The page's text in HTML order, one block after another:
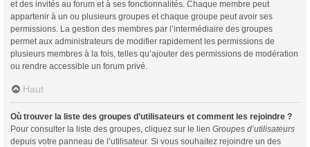
et des invités au forum et à ses fonctionnalités. Chaque membre peut
appartenir à un ou plusieurs groupes et chaque groupe peut avoir ses
permissions. La gestion des membres par l’intermédiaire des groupes
permet aux administrateurs de modifier rapidement les permissions de
plusieurs membres à la fois, telles qu’ajouter des permissions de modération
ou rendre accessible un forum privé.
Haut
Où trouver la liste des groupes d’utilisateurs et comment les rejoindre ?
Pour consulter la liste des groupes, cliquez sur le lien Groupes d’utilisateurs
depuis votre panneau de l’utilisateur. Si vous souhaitez rejoindre un des